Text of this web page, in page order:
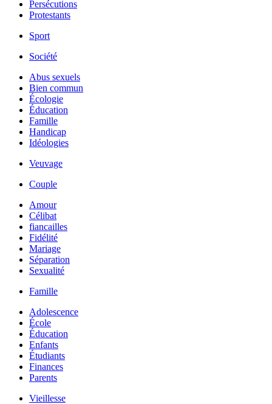
Persécutions
Protestants
Sport
Société
Abus sexuels
Bien commun
Écologie
Éducation
Famille
Handicap
Idéologies
Veuvage
Couple
Amour
Célibat
fiancailles
Fidélité
Mariage
Séparation
Sexualité
Famille
Adolescence
École
Éducation
Enfants
Étudiants
Finances
Parents
Vieillesse